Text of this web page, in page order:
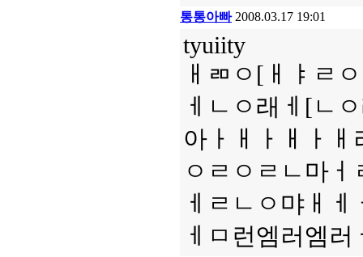
통통아빠 2008.03.17 19:01
tyuiity
ㅐㄻㅇ[ㅐㅑㄹ
ㅔㄴㅇ래ㅔ[ㄴ
아ㅏㅐㅏㅐㅏ
ㅇㄹㅇㄹㄴ마
ㅔㄹㄴㅇ먀ㅐ
ㅔㅁ런엠러엠